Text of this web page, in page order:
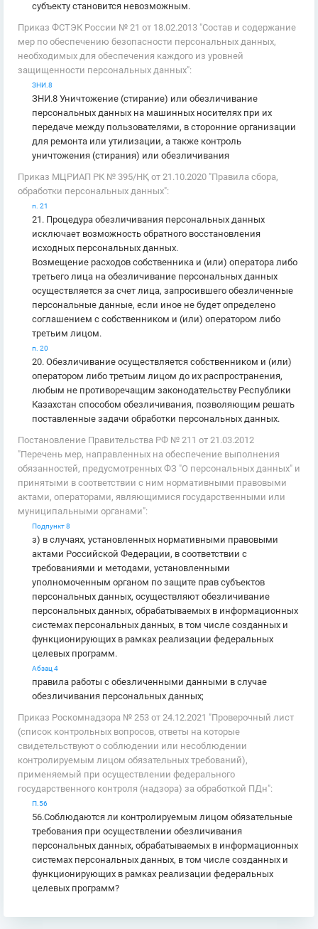
субъекту становится невозможным.
Приказ ФСТЭК России № 21 от 18.02.2013 "Состав и содержание
мер по обеспечению безопасности персональных данных,
необходимых для обеспечения каждого из уровней
защищенности персональных данных":
ЗНИ.8
ЗНИ.8 Уничтожение (стирание) или обезличивание
персональных данных на машинных носителях при их
передаче между пользователями, в сторонние организации
для ремонта или утилизации, а также контроль
уничтожения (стирания) или обезличивания
Приказ МЦРИАП РК № 395/НҚ от 21.10.2020 "Правила сбора,
обработки персональных данных":
п. 21
21. Процедура обезличивания персональных данных
исключает возможность обратного восстановления
исходных персональных данных.
Возмещение расходов собственника и (или) оператора либо
третьего лица на обезличивание персональных данных
осуществляется за счет лица, запросившего обезличенные
персональные данные, если иное не будет определено
соглашением с собственником и (или) оператором либо
третьим лицом.
п. 20
20. Обезличивание осуществляется собственником и (или)
оператором либо третьим лицом до их распространения,
любым не противоречащим законодательству Республики
Казахстан способом обезличивания, позволяющим решать
поставленные задачи обработки персональных данных.
Постановление Правительства РФ № 211 от 21.03.2012
"Перечень мер, направленных на обеспечение выполнения
обязанностей, предусмотренных ФЗ "О персональных данных" и
принятыми в соответствии с ним нормативными правовыми
актами, операторами, являющимися государственными или
муниципальными органами":
Подпункт 8
з) в случаях, установленных нормативными правовыми
актами Российской Федерации, в соответствии с
требованиями и методами, установленными
уполномоченным органом по защите прав субъектов
персональных данных, осуществляют обезличивание
персональных данных, обрабатываемых в информационных
системах персональных данных, в том числе созданных и
функционирующих в рамках реализации федеральных
целевых программ.
Абзац 4
правила работы с обезличенными данными в случае
обезличивания персональных данных;
Приказ Роскомнадзора № 253 от 24.12.2021 "Проверочный лист
(список контрольных вопросов, ответы на которые
свидетельствуют о соблюдении или несоблюдении
контролируемым лицом обязательных требований),
применяемый при осуществлении федерального
государственного контроля (надзора) за обработкой ПДн":
П.56
56.Соблюдаются ли контролируемым лицом обязательные
требования при осуществлении обезличивания
персональных данных, обрабатываемых в информационных
системах персональных данных, в том числе созданных и
функционирующих в рамках реализации федеральных
целевых программ?